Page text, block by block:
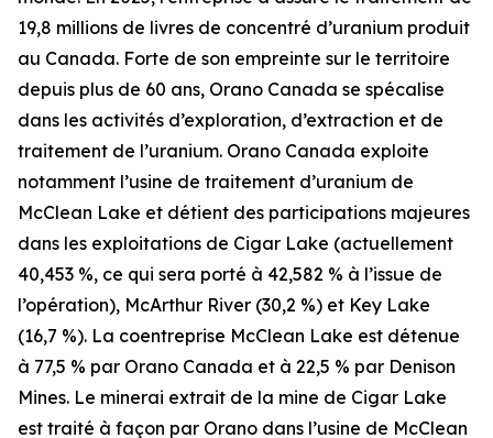
19,8 millions de livres de concentré d’uranium produit
au Canada. Forte de son empreinte sur le territoire
depuis plus de 60 ans, Orano Canada se spécalise
dans les activités d’exploration, d’extraction et de
traitement de l’uranium. Orano Canada exploite
notamment l’usine de traitement d’uranium de
McClean Lake et détient des participations majeures
dans les exploitations de Cigar Lake (actuellement
40,453 %, ce qui sera porté à 42,582 % à l’issue de
l’opération), McArthur River (30,2 %) et Key Lake
(16,7 %). La coentreprise McClean Lake est détenue
à 77,5 % par Orano Canada et à 22,5 % par Denison
Mines. Le minerai extrait de la mine de Cigar Lake
est traité à façon par Orano dans l’usine de McClean